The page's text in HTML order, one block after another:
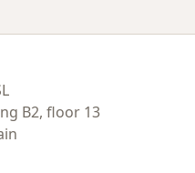
B2, floor 13